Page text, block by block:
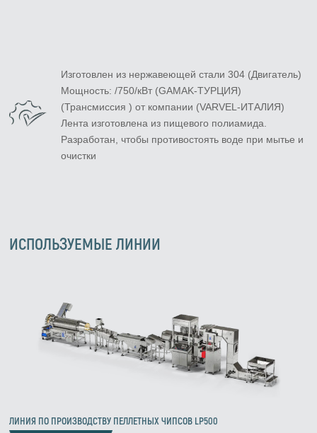
Изготовлен из нержавеющей стали 304 (Двигатель)
Мощность: /750/кВт (GAMAK-ТУРЦИЯ)
(Трансмиссия ) от компании (VARVEL-ИТАЛИЯ)
Лента изготовлена ​​из пищевого полиамида.
Разработан, чтобы противостоять воде при мытье и
очистки
ИСПОЛЬЗУЕМЫЕ ЛИНИИ
ЛИНИЯ ПО ПРОИЗВОДСТВУ ПЕЛЛЕТНЫХ ЧИПСОВ LP500
Zirve Extrussion
Мы ответим как можно скорее